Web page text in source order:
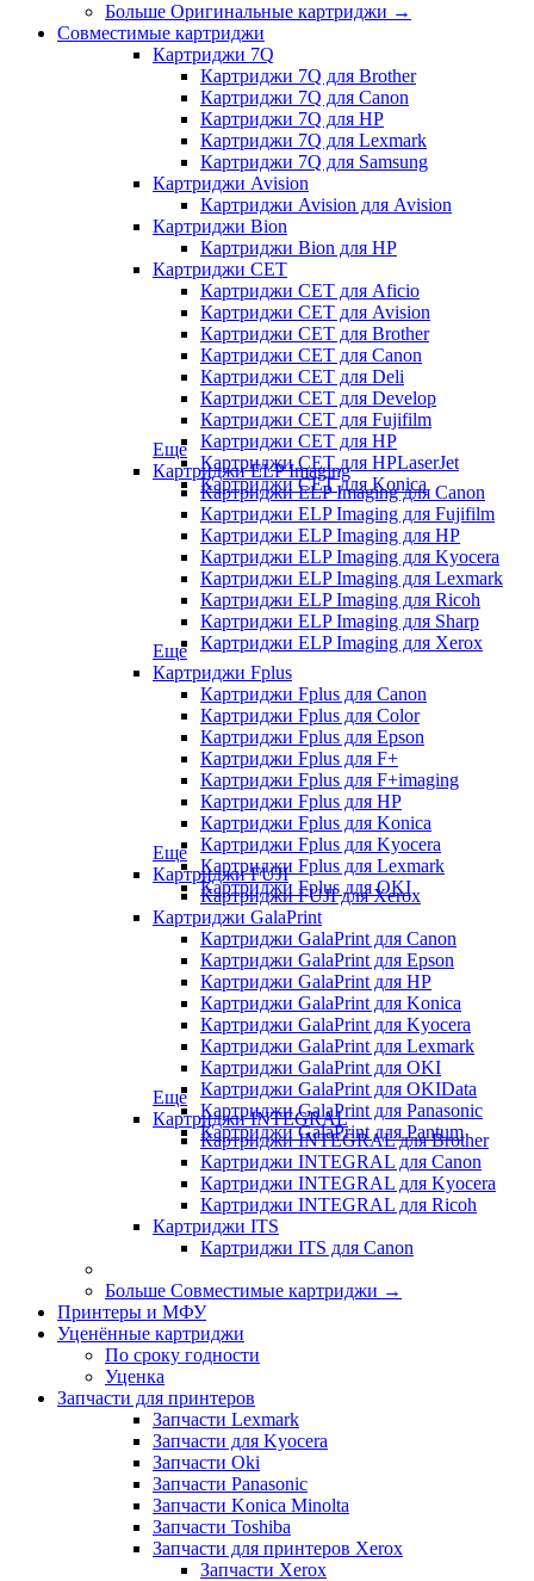
Больше Оригинальные картриджи →
Совместимые картриджи
Картриджи 7Q
Картриджи 7Q для Brother
Картриджи 7Q для Canon
Картриджи 7Q для HP
Картриджи 7Q для Lexmark
Картриджи 7Q для Samsung
Картриджи Avision
Картриджи Avision для Avision
Картриджи Bion
Картриджи Bion для HP
Картриджи CET
Картриджи CET для Aficio
Картриджи CET для Avision
Картриджи CET для Brother
Картриджи CET для Canon
Картриджи CET для Deli
Картриджи CET для Develop
Картриджи CET для Fujifilm
Картриджи CET для HP
Картриджи CET для HPLaserJet
Картриджи CET для Konica
Еще
Картриджи ELP Imaging
Картриджи ELP Imaging для Canon
Картриджи ELP Imaging для Fujifilm
Картриджи ELP Imaging для HP
Картриджи ELP Imaging для Kyocera
Картриджи ELP Imaging для Lexmark
Картриджи ELP Imaging для Ricoh
Картриджи ELP Imaging для Sharp
Картриджи ELP Imaging для Xerox
Еще
Картриджи Fplus
Картриджи Fplus для Canon
Картриджи Fplus для Color
Картриджи Fplus для Epson
Картриджи Fplus для F+
Картриджи Fplus для F+imaging
Картриджи Fplus для HP
Картриджи Fplus для Konica
Картриджи Fplus для Kyocera
Картриджи Fplus для Lexmark
Картриджи Fplus для OKI
Еще
Картриджи FUJI
Картриджи FUJI для Xerox
Картриджи GalaPrint
Картриджи GalaPrint для Canon
Картриджи GalaPrint для Epson
Картриджи GalaPrint для HP
Картриджи GalaPrint для Konica
Картриджи GalaPrint для Kyocera
Картриджи GalaPrint для Lexmark
Картриджи GalaPrint для OKI
Картриджи GalaPrint для OKIData
Картриджи GalaPrint для Panasonic
Картриджи GalaPrint для Pantum
Еще
Картриджи INTEGRAL
Картриджи INTEGRAL для Brother
Картриджи INTEGRAL для Canon
Картриджи INTEGRAL для Kyocera
Картриджи INTEGRAL для Ricoh
Картриджи ITS
Картриджи ITS для Canon
Больше Совместимые картриджи →
Принтеры и МФУ
Уценённые картриджи
По сроку годности
Уценка
Запчасти для принтеров
Запчасти Lexmark
Запчасти для Kyocera
Запчасти Oki
Запчасти Panasonic
Запчасти Koniсa Minolta
Запчасти Toshiba
Запчасти для принтеров Xerox
Запчасти Xerox